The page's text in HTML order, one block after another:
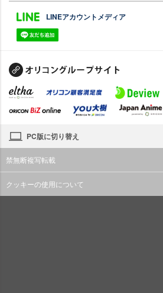
LINEアカウントメディア
PC版に切り替え
禁無断複写転載
クッキーの使用について